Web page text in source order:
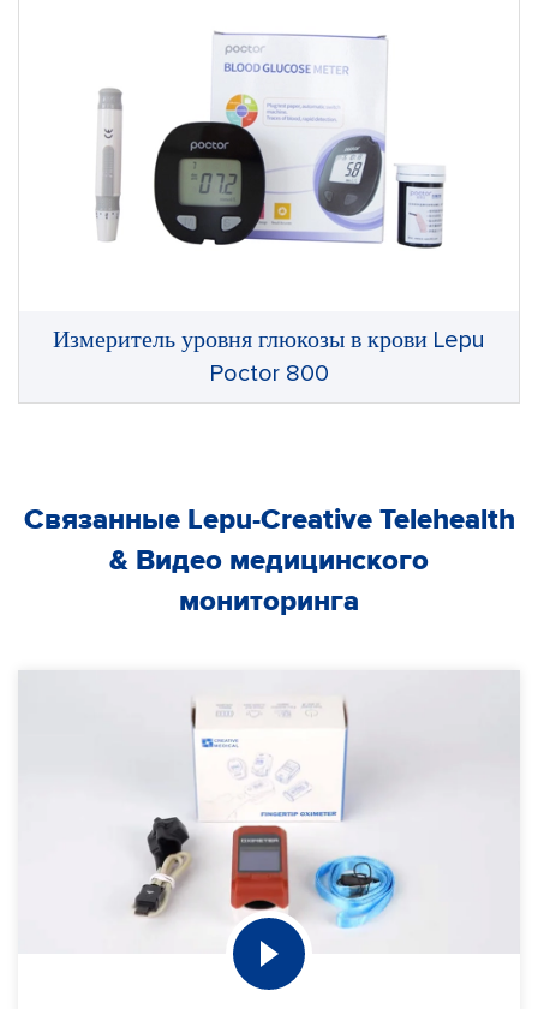
Измеритель уровня глюкозы в крови Lepu
Poctor 800
Связанные Lepu-Creative Telehealth
& Видео медицинского
мониторинга